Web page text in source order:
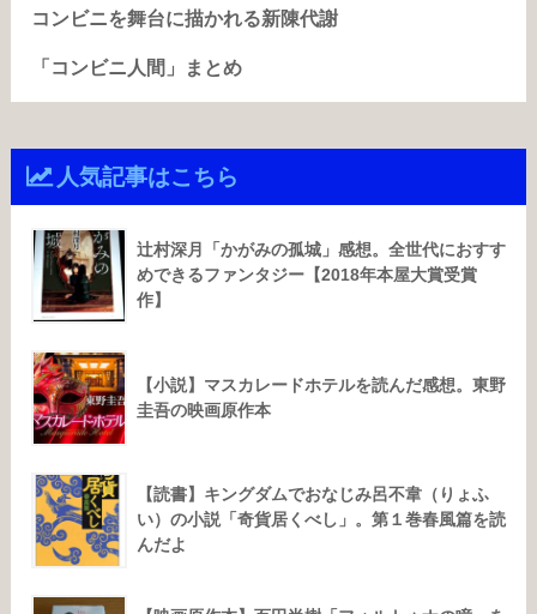
コンビニを舞台に描かれる新陳代謝
「コンビニ人間」まとめ
人気記事はこちら
辻村深月「かがみの孤城」感想。全世代におすす
めできるファンタジー【2018年本屋大賞受賞
作】
【小説】マスカレードホテルを読んだ感想。東野
圭吾の映画原作本
【読書】キングダムでおなじみ呂不韋（りょふ
い）の小説「奇貨居くべし」。第１巻春風篇を読
んだよ